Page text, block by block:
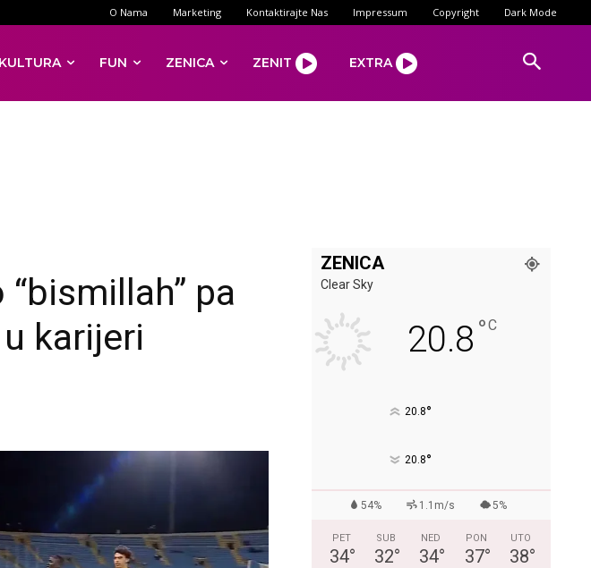
O Nama Marketing Kontaktirajte Nas Impressum Copyright Dark Mode
KULTURA FUN ZENICA ZENIT EXTRA
pa
karijeri
ZENICA
Clear Sky
20.8 °C
20.8°
20.8°
54% 1.1m/s 5%
PET
34°
SUB
32°
NED
34°
PON
37°
UTO
38°